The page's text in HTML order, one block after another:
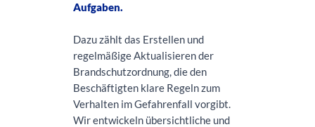
Aufgaben.
Dazu zählt das Erstellen und
regelmäßige Aktualisieren der
Brandschutzordnung, die den
Beschäftigten klare Regeln zum
Verhalten im Gefahrenfall vorgibt.
Wir entwickeln übersichtliche und